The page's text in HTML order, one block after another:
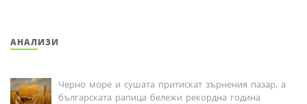
АНАЛИЗИ
Черно море и сушата притискат зърнения пазар, а
българската рапица бележи рекордна година